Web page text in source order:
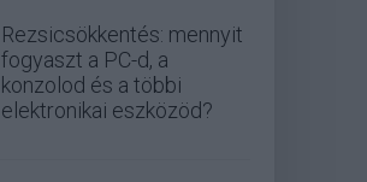
Rezsicsökkentés: mennyit
fogyaszt a PC-d, a
konzolod és a többi
elektronikai eszközöd?